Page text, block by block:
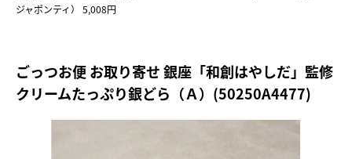
ジャポンティ） 5,008円
ごっつお便 お取り寄せ 銀座「和創はやしだ」監修
クリームたっぷり銀どら（Ａ）(50250A4477)